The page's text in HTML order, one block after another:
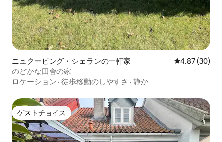
ニュクービング・シェランの一軒家 レビュー30
4.87 (30)
のどかな田舎の家
ロケーション · 徒歩移動のしやすさ · 静か
ゲストチョイス
ゲストチョイス